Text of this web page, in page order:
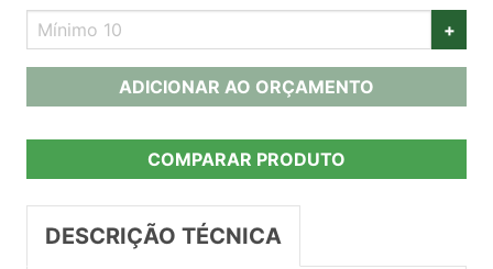
+
ADICIONAR AO ORÇAMENTO
COMPARAR PRODUTO
DESCRIÇÃO TÉCNICA